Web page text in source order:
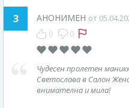
3 АНОНИМЕН от
0 0
Чудесен пролетен
Светослава в Салон
внимателна и мила!